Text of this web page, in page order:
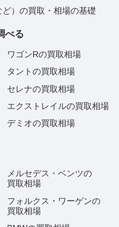
）の買取・相場の基礎
べる
ワゴンRの買取相場
タントの買取相場
セレナの買取相場
エクストレイルの買取相場
デミオの買取相場
メルセデス・ベンツの
買取相場
フォルクス・ワーゲンの
買取相場